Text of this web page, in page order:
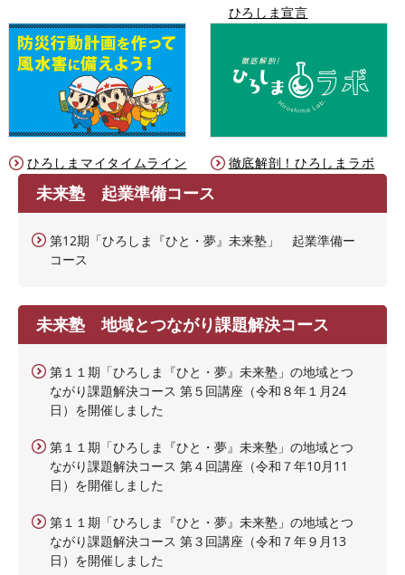
ひろしま宣言
ひろしまマイタイムライン 徹底解剖！ひろしまラボ
未来塾 起業準備コース
第12期「ひろしま『ひと・夢』未来塾」 起業準備ー
コース
未来塾 地域とつながり課題解決コース
第１１期「ひろしま『ひと・夢』未来塾」の地域とつ
ながり課題解決コース 第５回講座（令和８年１月24
日）を開催しました
第１１期「ひろしま『ひと・夢』未来塾」の地域とつ
ながり課題解決コース 第４回講座（令和７年10月11
日）を開催しました
第１１期「ひろしま『ひと・夢』未来塾」の地域とつ
ながり課題解決コース 第３回講座（令和７年９月13
日）を開催しました